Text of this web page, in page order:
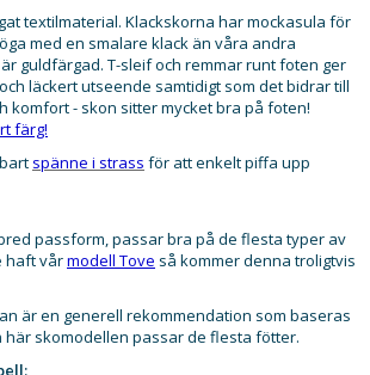
textilmaterial. Klackskorna har mockasula för
med en smalare klack än våra andra
guldfärgad. T-sleif och remmar runt foten ger
läckert utseende samtidigt som det bidrar till
komfort - skon sitter mycket bra på foten!
färg!
spänne i strass för att enkelt piffa upp
passform, passar bra på de flesta typer av
haft vårmodell Tove så kommer denna troligtvis
är en generell rekommendation som baseras
här skomodellen passar de flesta fötter.